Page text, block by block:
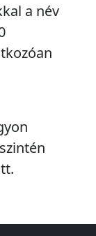
a név